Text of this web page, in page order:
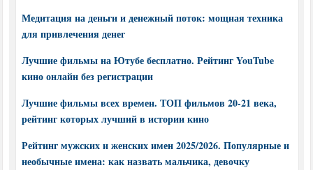
Медитация на деньги и денежный поток: мощная техника
для привлечения денег
Лучшие фильмы на Ютубе бесплатно. Рейтинг YouTube
кино онлайн без регистрации
Лучшие фильмы всех времен. ТОП фильмов 20-21 века,
рейтинг которых лучший в истории кино
Рейтинг мужских и женских имен 2025/2026. Популярные и
необычные имена: как назвать мальчика, девочку